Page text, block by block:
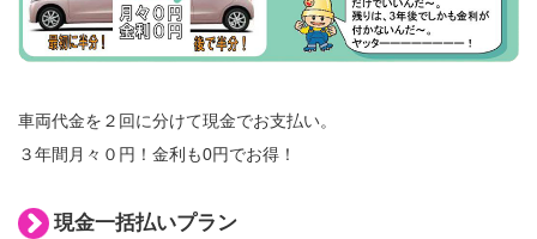
車両代金を２回に分けて現金でお支払い。
３年間月々０円！金利も0円でお得！
現金一括払いプラン